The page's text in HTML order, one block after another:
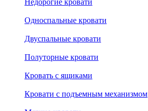
Недорогие кровати
Односпальные кровати
Двуспальные кровати
Полуторные кровати
Кровать с ящиками
Кровати с подъемным механизмом